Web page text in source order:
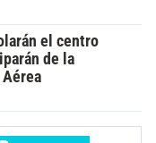
el centro
de la